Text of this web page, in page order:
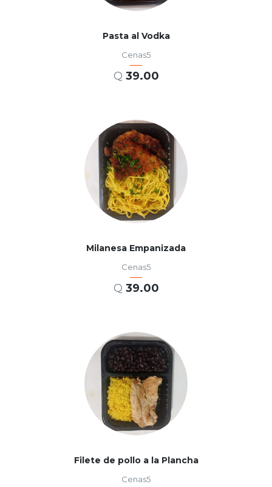
Pasta al Vodka
Cenas5
Q 39.00
Milanesa Empanizada
Cenas5
Q 39.00
Filete de pollo a la Plancha
Cenas5